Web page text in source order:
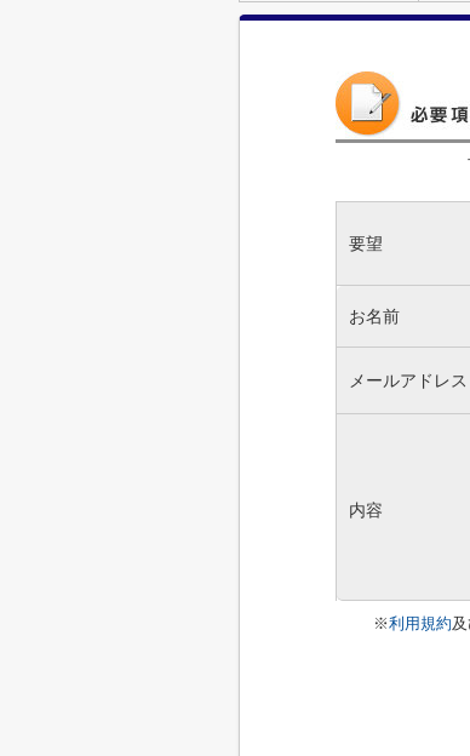
要望
お名前
メールアドレス
内容
※利用規約